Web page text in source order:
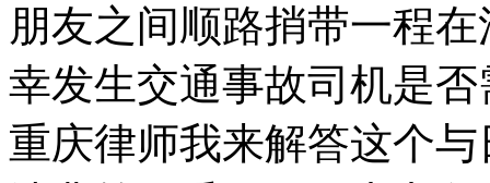
朋友之间顺路捎带一程
幸发生交通事故司机是
重庆律师我来解答这个